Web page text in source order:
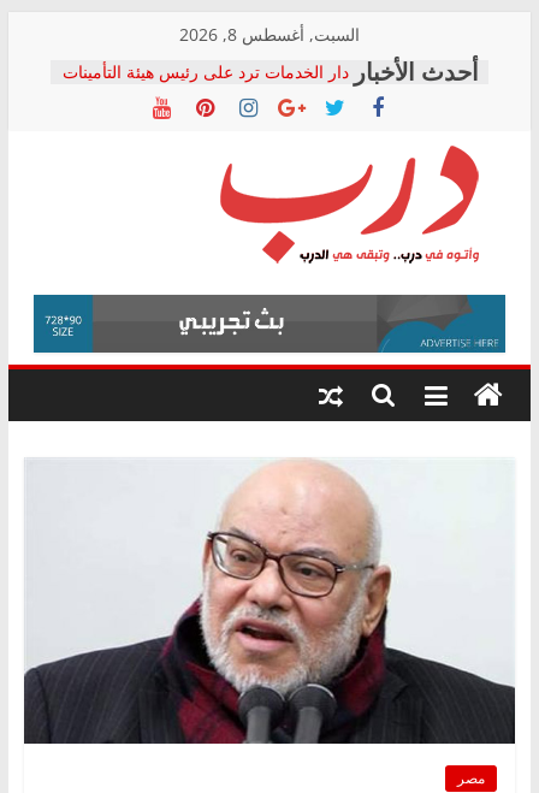
content
السبت, أغسطس 8, 2026
دار الخدمات ترد على رئيس هيئة التأمينات
بعد مؤتمره الصحفي: إنكار الأزمة لا ينهي
معاناة أصحاب المعاشات.. ونطالب بكشف
فرحات سليمان يكتب: القطاع الصحي إلى
أين؟
حزب التحالف الشعبي يطلق لجنة “الحق
في الصحة” بالإسكندرية لرصد الانتهاكات
ودعم المرضى
الوزاري لمدينة الصحفيين.. وانتهاء أعمال
إنشاء المبنى الإداري
المجلس القومي لحقوق الإنسان يعلن
متابعة قضية الدكتور محمد زهران.. ويؤكد:
قرينة البراءة وضمانات المحاكمة العادلة
درب
وأتوه
درب..
وتبقى
هي
مصر